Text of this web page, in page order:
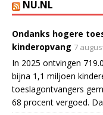
NU.NL
Ondanks hogere
kinderopvang 7
In 2025 ontvingen
bijna 1,1 miljoen
toeslagontvangers
68 procent vergoed.